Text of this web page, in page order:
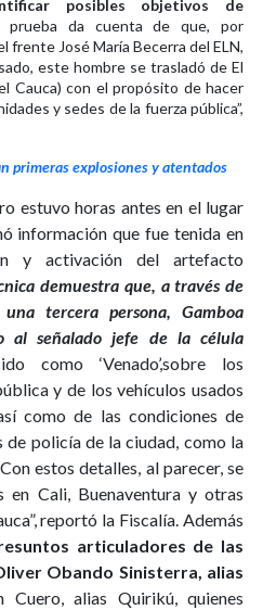
posibles objetivos de
prueba da cuenta de que, por
frente José María Becerra del ELN,
este hombre se trasladó de El
Cauca) con el propósito de hacer
y sedes de la fuerza pública”,
primeras explosiones y atentados
estuvo horas antes en el lugar
información que fue tenida en
y activación del artefacto
demuestra que, a través de
tercera persona, Gamboa
al señalado jefe de la célula
como ‘Venado’,sobre los
y de los vehículos usados
como de las condiciones de
de policía de la ciudad, como la
estos detalles, al parecer, se
en Cali, Buenaventura y otras
reportó la Fiscalía. Además
articuladores de las
Obando Sinisterra, alias
alias Quirikú, quienes